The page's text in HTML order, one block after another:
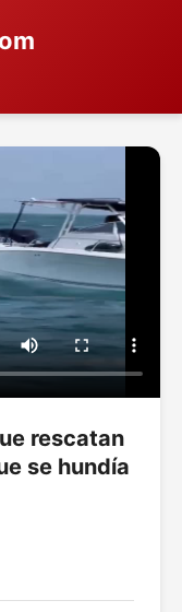
rescatan
se hundía